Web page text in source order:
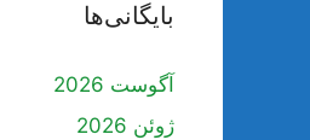
بایگانی‌ها
آگوست 2026
ژوئن 2026